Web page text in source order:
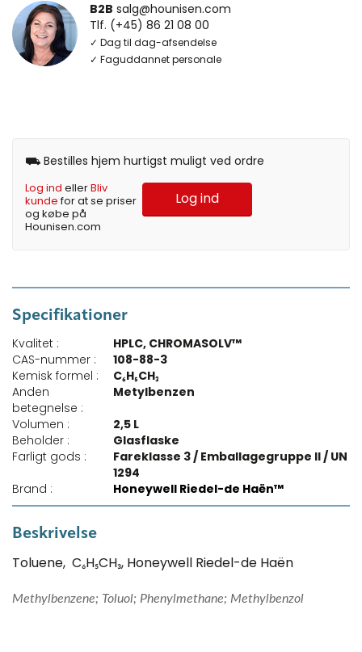
B2B salg@hounisen.com
Tlf. (+45) 86 21 08 00
✓ Dag til dag-afsendelse
✓ Faguddannet personale
⛟ Bestilles hjem hurtigst muligt ved ordre
Log ind ellerBliv
kundefor at se priser
og købe på
Hounisen.com
Log ind
Specifikationer
Kvalitet :
HPLC, CHROMASOLV™
CAS-nummer :
108-88-3
Kemisk formel :
C₆H₅CH₃
Anden
betegnelse :
Metylbenzen
Volumen :
2,5 L
Beholder :
Glasflaske
Farligt gods :
Fareklasse 3 / Emballagegruppe II / UN
1294
Brand :
Honeywell Riedel-de Haën™
Beskrivelse
Toluene, C₆H₅CH₃, Honeywell Riedel-de Haën
Methylbenzene; Toluol; Phenylmethane; Methylbenzol